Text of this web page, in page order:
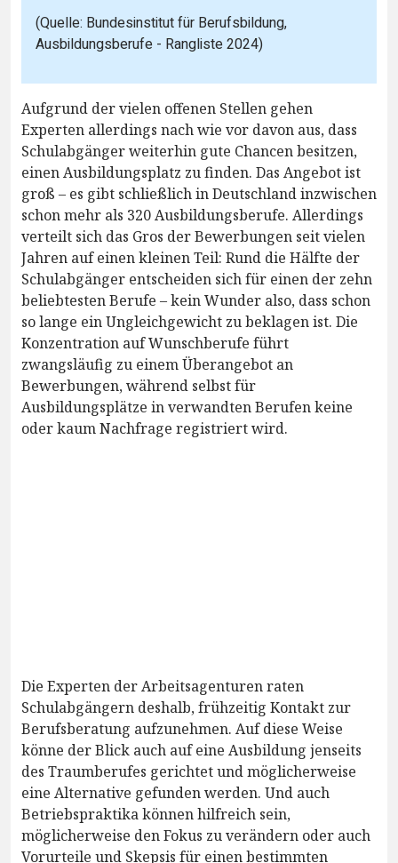
(Quelle: Bundesinstitut für Berufsbildung,
Ausbildungsberufe - Rangliste 2024)
Aufgrund der vielen offenen Stellen gehen
Experten allerdings nach wie vor davon aus, dass
Schulabgänger weiterhin gute Chancen besitzen,
einen Ausbildungsplatz zu finden. Das Angebot ist
groß – es gibt schließlich in Deutschland inzwischen
schon mehr als 320 Ausbildungsberufe. Allerdings
verteilt sich das Gros der Bewerbungen seit vielen
Jahren auf einen kleinen Teil: Rund die Hälfte der
Schulabgänger entscheiden sich für einen der zehn
beliebtesten Berufe – kein Wunder also, dass schon
so lange ein Ungleichgewicht zu beklagen ist. Die
Konzentration auf Wunschberufe führt
zwangsläufig zu einem Überangebot an
Bewerbungen, während selbst für
Ausbildungsplätze in verwandten Berufen keine
oder kaum Nachfrage registriert wird.
Die Experten der Arbeitsagenturen raten
Schulabgängern deshalb, frühzeitig Kontakt zur
Berufsberatung aufzunehmen. Auf diese Weise
könne der Blick auch auf eine Ausbildung jenseits
des Traumberufes gerichtet und möglicherweise
eine Alternative gefunden werden. Und auch
Betriebspraktika können hilfreich sein,
möglicherweise den Fokus zu verändern oder auch
Vorurteile und Skepsis für einen bestimmten